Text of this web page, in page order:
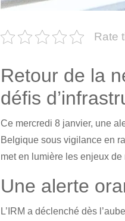
Rate
Retour de la
défis
Ce mercredi 8 janvier, une
Belgique sous vigilance en
met en lumière les enjeux de
Une alerte
L’IRM a déclenché dès